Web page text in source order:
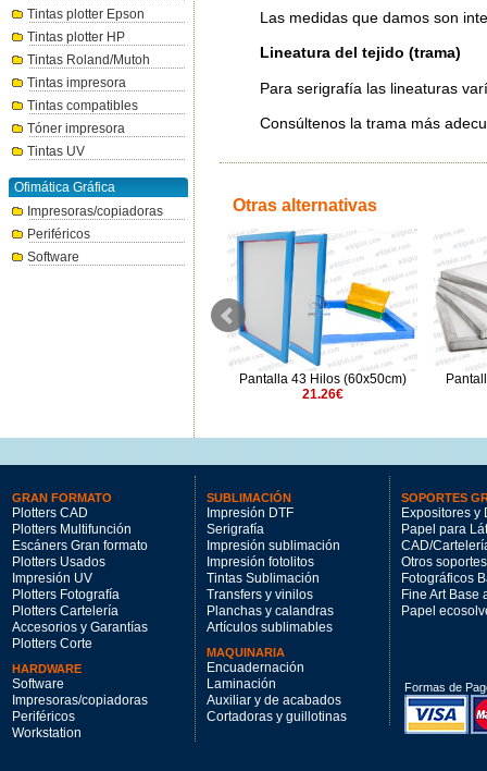
Tintas plotter Epson
Tintas plotter HP
Tintas Roland/Mutoh
Tintas impresora
Tintas compatibles
Tóner impresora
Tintas UV
Ofimática Gráfica
Impresoras/copiadoras
Periféricos
Software
Las medidas que damos son
Lineatura del tejido (trama)
Para serigrafía las lineaturas
Consúltenos la trama más
Otras alternativas
Pantalla 34 Hilos (45x55cm)
Pantalla 43 Hilos (60x50cm)
21.26€
GRAN FORMATO
Plotters CAD
Plotters Multifunción
Escáners Gran formato
Plotters Usados
Impresión UV
Plotters Fotografía
Plotters Cartelería
Accesorios y Garantías
Plotters Corte
HARDWARE
Software
Impresoras/copiadoras
Periféricos
Workstation
SUBLIMACIÓN
Impresión DTF
Serigrafía
Impresión sublimación
Impresión fotolitos
Tintas Sublimación
Transfers y vinilos
Planchas y calandras
Artículos sublimables
MAQUINARIA
Encuadernación
Laminación
Auxiliar y de acabados
Cortadoras y guillotinas
SOPORTES
Expositores y
Papel para
CAD/
Otros soportes
Fotográficos
Fine Art Base
Papel
Formas de